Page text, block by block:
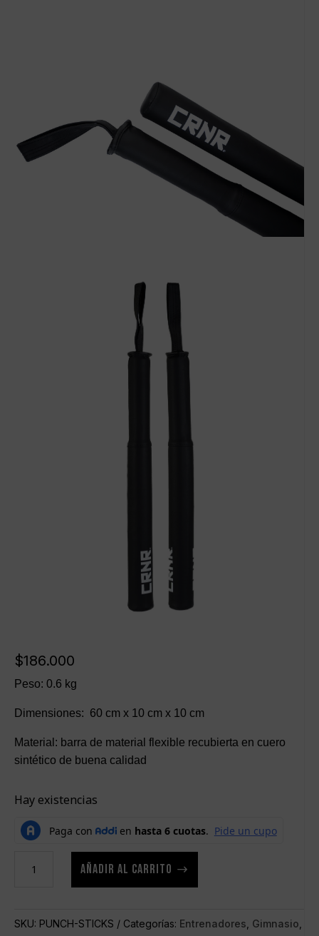
$186.000
Peso: 0.6 kg
Dimensiones: 60 cm x 10 cm x 10 cm
Material: barra de material flexible recubierta en cuero
sintético de buena calidad
Hay existencias
GOLPEADORES
FLEXIBLES
AÑADIR AL CARRITO
SKU: PUNCH-STICKS Categorías: Entrenadores Gimnasio